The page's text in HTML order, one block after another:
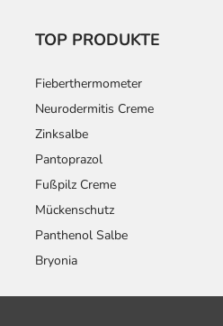
TOP PRODUKTE
Fieberthermometer
Neurodermitis Creme
Zinksalbe
Pantoprazol
Fußpilz Creme
Mückenschutz
Panthenol Salbe
Bryonia